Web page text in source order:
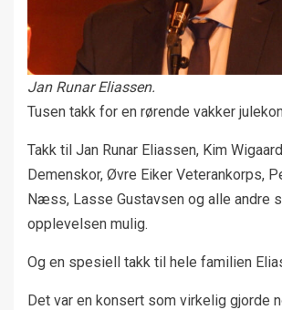
Jan Runar Eliassen.
Tusen takk for en rørende vakker
Takk til Jan Runar Eliassen, Kim
Demenskor, Øvre Eiker Veterankorps,
Næss, Lasse Gustavsen og alle andre
opplevelsen mulig.
Og en spesiell takk til hele familien
Det var en konsert som virkelig gjorde